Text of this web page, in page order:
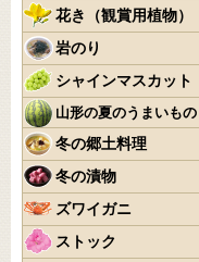
花き（観賞用植物）
岩のり
シャインマスカット
山形の夏のうまいもの
冬の郷土料理
冬の漬物
ズワイガニ
ストック